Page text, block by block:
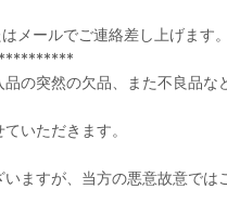
メールでご連絡差し上げます。
の突然の欠品、また不良品な
いただきます。
ますが、当方の悪意故意で